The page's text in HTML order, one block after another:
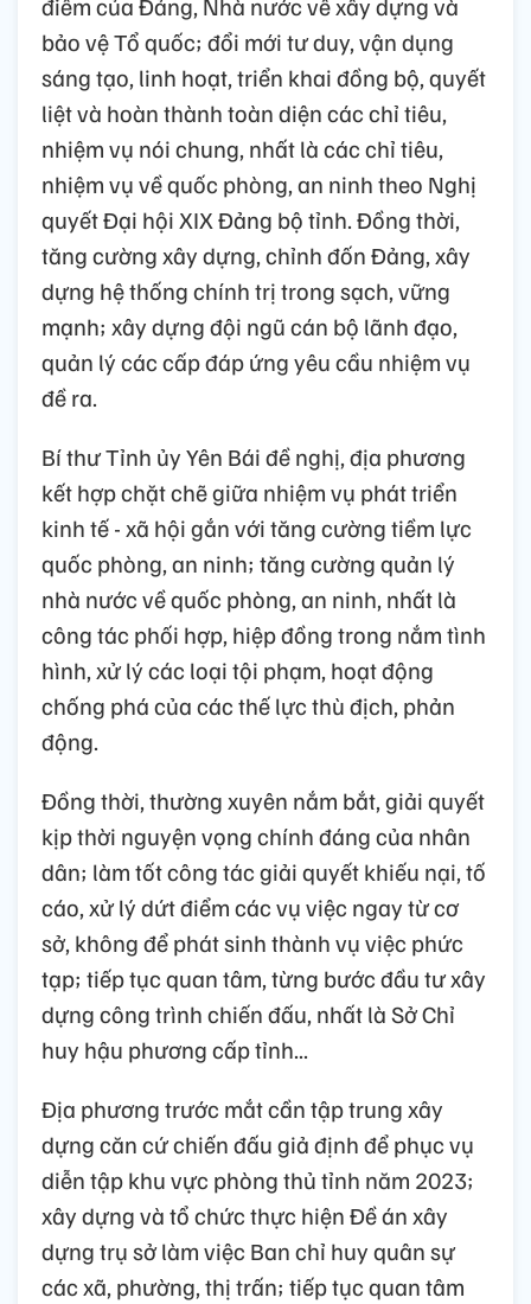
bảo vệ Tổ quốc; đổi mới tư duy, vận dụng
sáng tạo, linh hoạt, triển khai đồng bộ, quyết
liệt và hoàn thành toàn diện các chỉ tiêu,
nhiệm vụ nói chung, nhất là các chỉ tiêu,
nhiệm vụ về quốc phòng, an ninh theo Nghị
quyết Đại hội XIX Đảng bộ tỉnh. Đồng thời,
tăng cường xây dựng, chỉnh đốn Đảng, xây
dựng hệ thống chính trị trong sạch, vững
mạnh; xây dựng đội ngũ cán bộ lãnh đạo,
quản lý các cấp đáp ứng yêu cầu nhiệm vụ
đề ra.
Bí thư Tỉnh ủy Yên Bái đề nghị, địa phương
kết hợp chặt chẽ giữa nhiệm vụ phát triển
kinh tế - xã hội gắn với tăng cường tiềm lực
quốc phòng, an ninh; tăng cường quản lý
nhà nước về quốc phòng, an ninh, nhất là
công tác phối hợp, hiệp đồng trong nắm tình
hình, xử lý các loại tội phạm, hoạt động
chống phá của các thế lực thù địch, phản
động.
Đồng thời, thường xuyên nắm bắt, giải quyết
kịp thời nguyện vọng chính đáng của nhân
dân; làm tốt công tác giải quyết khiếu nại, tố
cáo, xử lý dứt điểm các vụ việc ngay từ cơ
sở, không để phát sinh thành vụ việc phức
tạp; tiếp tục quan tâm, từng bước đầu tư xây
dựng công trình chiến đấu, nhất là Sở Chỉ
huy hậu phương cấp tỉnh...
Địa phương trước mắt cần tập trung xây
dựng căn cứ chiến đấu giả định để phục vụ
diễn tập khu vực phòng thủ tỉnh năm 2023;
xây dựng và tổ chức thực hiện Đề án xây
dựng trụ sở làm việc Ban chỉ huy quân sự
các xã, phường, thị trấn; tiếp tục quan tâm